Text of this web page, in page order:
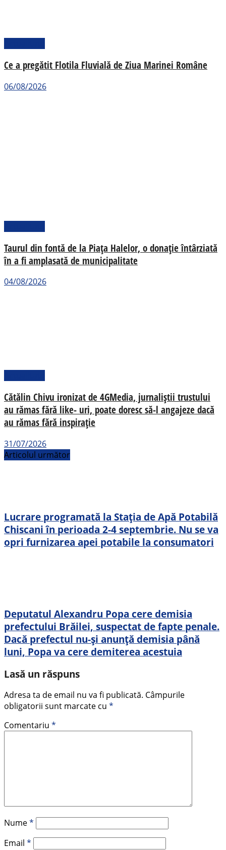
Ce a pregătit Flotila Fluvială de Ziua Marinei Române
06/08/2026
Taurul din fontă de la Piața Halelor, o donație întârziată
în a fi amplasată de municipalitate
04/08/2026
Cătălin Chivu ironizat de 4GMedia, jurnaliștii trustului
au rămas fără like- uri, poate doresc să-l angajeze dacă
au rămas fără inspirație
31/07/2026
Articolul următor
Lucrare programată la Stația de Apă Potabilă
Chiscani în perioada 2-4 septembrie. Nu se va
opri furnizarea apei potabile la consumatori
Deputatul Alexandru Popa cere demisia
prefectului Brăilei, suspectat de fapte penale.
Dacă prefectul nu-și anunță demisia până
luni, Popa va cere demiterea acestuia
Lasă un răspuns
Adresa ta de email nu va fi publicată. Câmpurile
obligatorii sunt marcate cu *
Comentariu *
Nume*
Email *